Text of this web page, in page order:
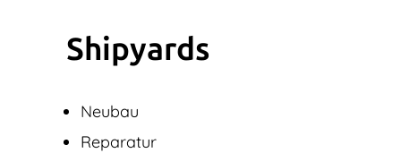
Shipyards
Neubau
Reparatur